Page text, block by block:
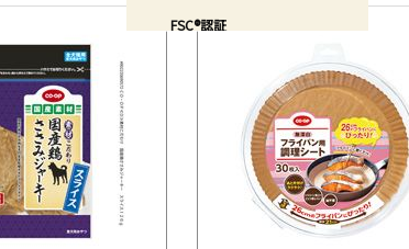
FSC®認証
レインフォレスト・アライアンス